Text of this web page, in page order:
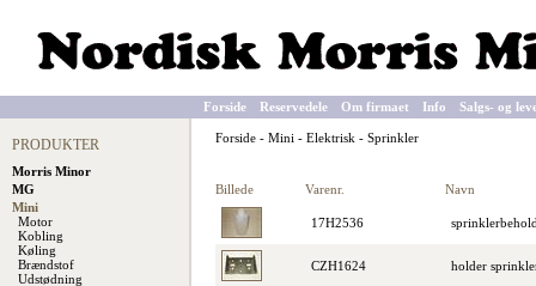
Forside Reservedele Om firmaet Info Salgs- og
PRODUKTER
Morris Minor
MG
Mini
Motor
Kobling
Køling
Brændstof
Udstødning
Forside - Mini - Elektrisk - Sprinkler
Billede Varenr. Navn
17H2536
CZH1624 holder